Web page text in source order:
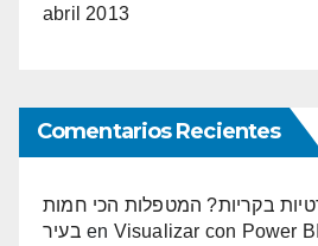
abril 2013
Comentarios Recientes
בקריות? המטפלות הכי חמות
בעיר en Visualizar con Power